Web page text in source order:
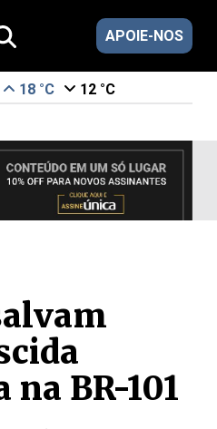
APOIE-NOS
18 °C 12 °C
na BR-101